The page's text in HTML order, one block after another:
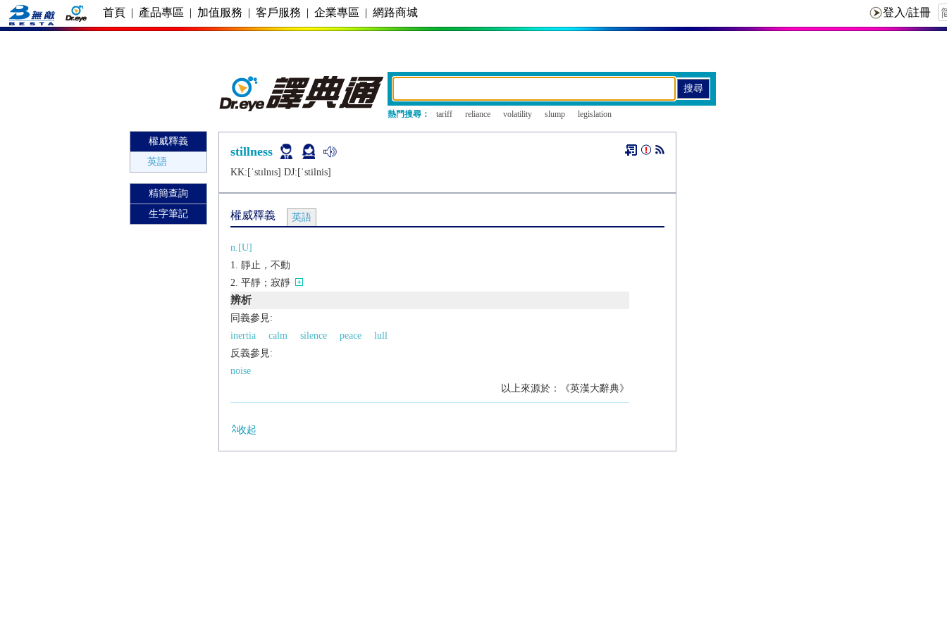
首頁 | 產品專區 | 加值服務 | 客戶服務 | 企業專區 | 網路商城
熱門搜尋： tariff reliance volatility slump legislation
權威釋義
英語
精簡查詢
生字筆記
stillness
KK:[ˈstɪlnɪs] DJ:[ˈstilnis]
權威釋義 英語
n.[U]
靜止，不動
平靜；寂靜
辨析
同義參見:
inertia
calm silence peace
lull
反義參見:
noise
以上來源於：《英漢大辭典》
收起